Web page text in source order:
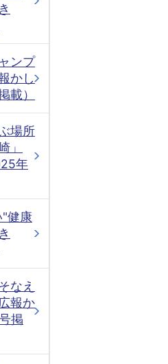
ンプ
かし
載）
場所
」
年
健康
なえ
報か
掲